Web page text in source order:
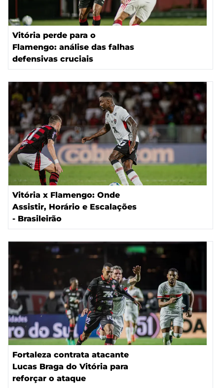
Vitória perde para o
Flamengo: análise das falhas
defensivas cruciais
Vitória x Flamengo: Onde
Assistir, Horário e Escalações
- Brasileirão
Fortaleza contrata atacante
Lucas Braga do Vitória para
reforçar o ataque